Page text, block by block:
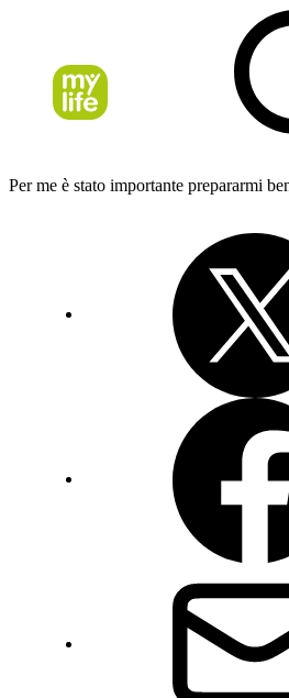
Per me è stato importante prepararmi